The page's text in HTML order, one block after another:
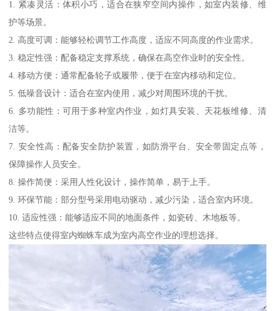
1. 紧凑灵活：体积小巧，适合在狭窄空间内操作，如室内装修、维
护等场景。
2. 高度可调：能够轻松调节工作高度，适应不同高度的作业需求。
3. 稳定性强：配备稳定支撑系统，确保在高空作业时的安全性。
4. 移动方便：通常配备轮子或履带，便于在室内移动和定位。
5. 低噪音设计：适合在室内使用，减少对周围环境的干扰。
6. 多功能性：可用于多种室内作业，如灯具安装、天花板维修、清
洁等。
7. 安全性高：配备安全防护装置，如防滑平台、安全带固定点等，
保障操作人员安全。
8. 操作简便：采用人性化设计，操作简单，易于上手。
9. 环保节能：部分型号采用电动驱动，减少污染，适合室内环境。
10. 适应性强：能够适应不同的地面条件，如瓷砖、木地板等。
这些特点使得室内蜘蛛车成为室内高空作业的理想选择。